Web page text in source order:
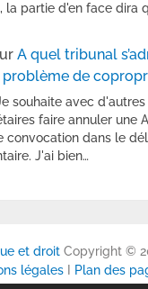
la partie d'en face dira
A quel tribunal
de
souhaite avec d'autres
faire annuler une
convocation dans le
J'ai bien…
et droitCopyright ©
légales
Plan des